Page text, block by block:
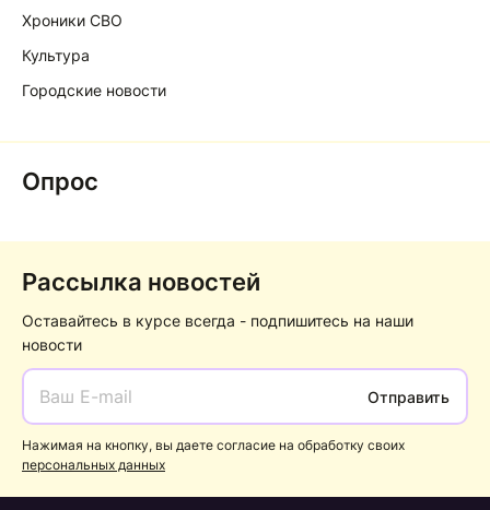
Хроники СВО
Культура
Городские новости
Опрос
Рассылка новостей
Оставайтесь в курсе всегда - подпишитесь на наши
новости
Отправить
Нажимая на кнопку, вы даете согласие на обработку своих
персональных данных